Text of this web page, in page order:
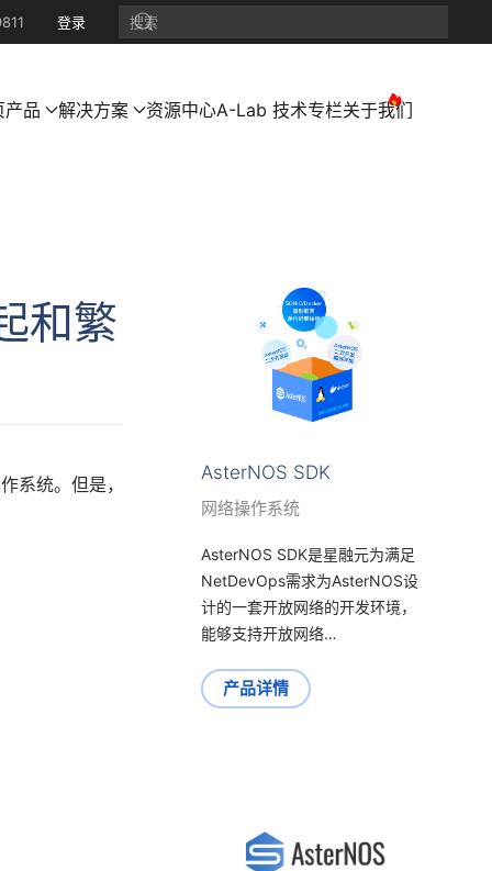
登录
产品 解决方案 资源中心A-Lab 技术专栏关于我们
和繁
系统。但是，
AsterNOS SDK
网络操作系统
AsterNOS SDK是星融元为满足
NetDevOps需求为AsterNOS设
计的一套开放网络的开发环境，
能够支持开放网络…
产品详情